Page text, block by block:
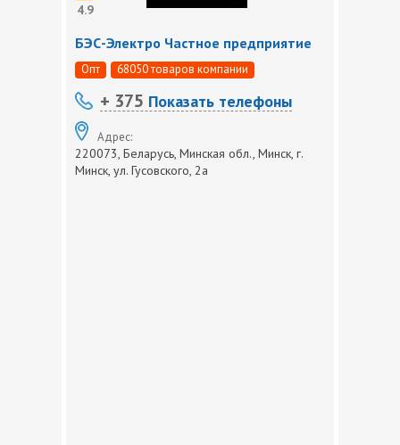
4.9
БЭС-Электро Частное предприятие
Опт 68050 товаров компании
+ 375 Показать телефоны
Адрес:
220073, Беларусь, Минская обл., Минск, г.
Минск, ул. Гусовского, 2а